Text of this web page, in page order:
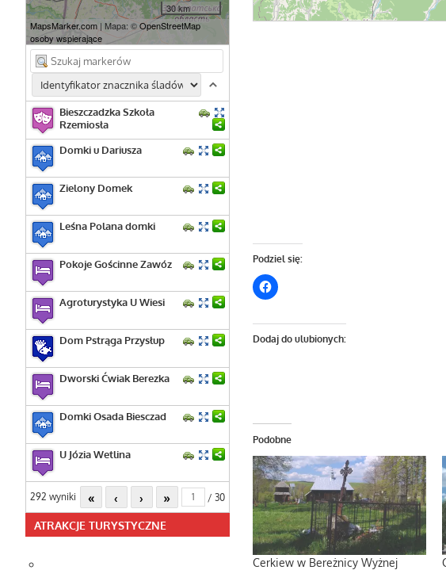
Podziel się:
Dodaj do ulubionych:
Podobne
Cerkiew w Bereżnicy Wyżnej
30 km
MapsMarker.com | Mapa: ©OpenStreetMap
osoby wspierające
Bieszczadzka Szkoła
Rzemiosła
Domki u Dariusza
Zielony Domek
Leśna Polana domki
Pokoje Gościnne Zawóz
Agroturystyka U Wiesi
Dom Pstrąga Przysłup
Dworski Ćwiak Berezka
Domki Osada Biesczad
U Józia Wetlina
292 wyniki « ‹ › » / 30
ATRAKCJE TURYSTYCZNE